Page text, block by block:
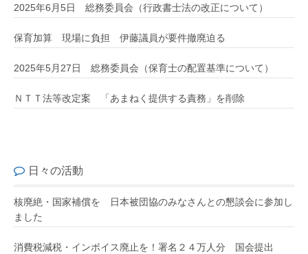
2025年6月5日 総務委員会（行政書士法の改正について）
保育加算 現場に負担 伊藤議員が要件撤廃迫る
2025年5月27日 総務委員会（保育士の配置基準について）
ＮＴＴ法等改定案 「あまねく提供する責務」を削除
日々の活動
核廃絶・国家補償を 日本被団協のみなさんとの懇談会に参加し
ました
消費税減税・インボイス廃止を！署名２４万人分 国会提出